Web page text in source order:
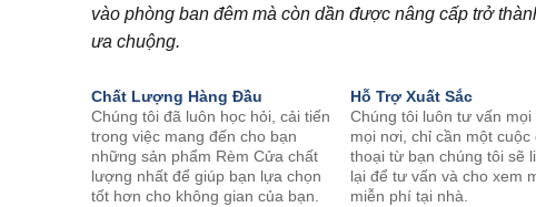
vào phòng ban đêm mà còn dần được nâng cấp trở
ưa chuộng.
Chất Lượng Hàng Đầu
Chúng tôi đã luôn học hỏi, cải tiến
trong việc mang đến cho bạn
những sản phẩm Rèm Cửa chất
lượng nhất để giúp bạn lựa chọn
tốt hơn cho không gian của bạn.
Hỗ Trợ Xuất Sắc
Chúng tôi luôn tư vấn mọi
mọi nơi, chỉ cần một cuộc
thoại từ bạn chúng tôi sẽ
lại để tư vấn và cho xem
miễn phí tại nhà.